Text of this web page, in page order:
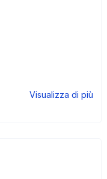
Visualizza di più